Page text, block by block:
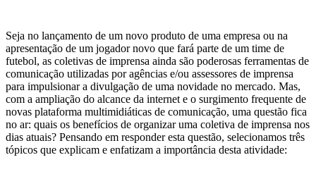
Seja no lançamento de um novo produto de uma empresa ou na
apresentação de um jogador novo que fará parte de um time de
futebol, as coletivas de imprensa ainda são poderosas ferramentas de
comunicação utilizadas por agências e/ou assessores de imprensa
para impulsionar a divulgação de uma novidade no mercado. Mas,
com a ampliação do alcance da internet e o surgimento frequente de
novas plataforma multimidiáticas de comunicação, uma questão fica
no ar: quais os benefícios de organizar uma coletiva de imprensa nos
dias atuais? Pensando em responder esta questão, selecionamos três
tópicos que explicam e enfatizam a importância desta atividade: